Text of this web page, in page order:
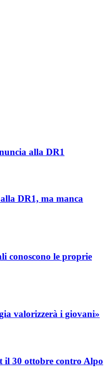
alla DR1
DR1, ma manca
conoscono le proprie
valorizzerà i giovani»
il 30 ottobre contro Alpo